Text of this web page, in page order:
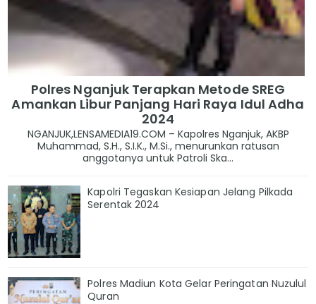
Polres Nganjuk Terapkan Metode SREG
Amankan Libur Panjang Hari Raya Idul Adha
2024
NGANJUK,LENSAMEDIA19.COM – Kapolres Nganjuk, AKBP
Muhammad, S.H., S.I.K., M.Si., menurunkan ratusan
anggotanya untuk Patroli Ska...
Kapolri Tegaskan Kesiapan Jelang Pilkada
Serentak 2024
Polres Madiun Kota Gelar Peringatan Nuzulul
Quran